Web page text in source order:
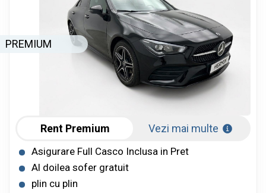
PREMIUM
Rent Premium Vezi mai multe
Asigurare Full Casco Inclusa in Pret
Al doilea sofer gratuit
plin cu plin